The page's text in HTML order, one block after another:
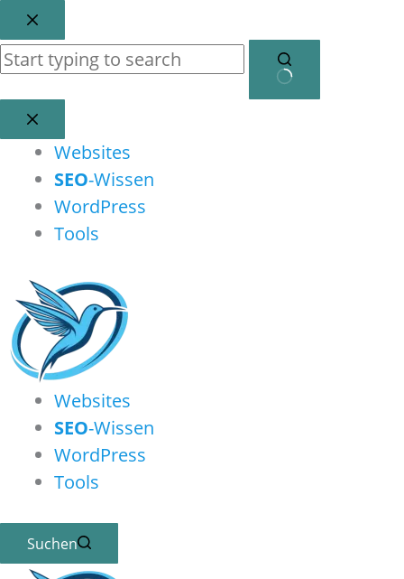
Zum
Inhalt
springen
Keine
Ergebnisse
Websites
SEO-Wissen
WordPress
Tools
Websites
SEO-Wissen
WordPress
Tools
Suchen